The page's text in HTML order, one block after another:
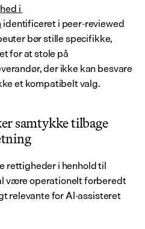
i
identificeret i peer-reviewed
bør stille specifikke,
for at stole på
der ikke kan besvare
et kompatibelt valg.
samtykke tilbage
rettigheder i henhold til
være operationelt forberedt
relevante for AI-assisteret